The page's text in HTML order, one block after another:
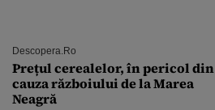
Descopera.ro
Prețul cerealelor, în pericol din
cauza războiului de la Marea
Neagră